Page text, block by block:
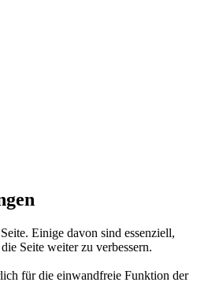
Einige davon sind essenziell,
Seite weiter zu verbessern.
für die einwandfreie Funktion der